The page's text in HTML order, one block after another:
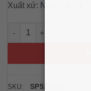
Xuất xứ: NHẬT BẢN
Viên uống tăng nội tiết
SKU: SP520226